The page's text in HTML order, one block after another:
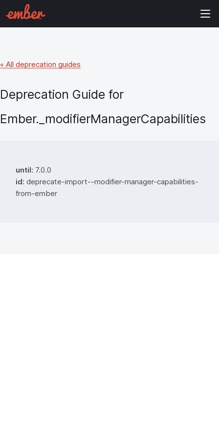
« All deprecation guides
Deprecation Guide for
Ember._modifierManagerCapabilities
until: 7.0.0
id: deprecate-import--modifier-manager-capabilities-
from-ember